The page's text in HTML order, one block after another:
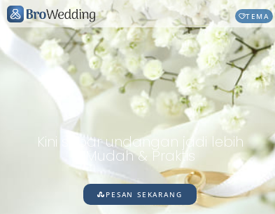
TEMA
ing.id
Kini sebar undangan jadi lebih
Mudah & Praktis
PESAN SEKARANG